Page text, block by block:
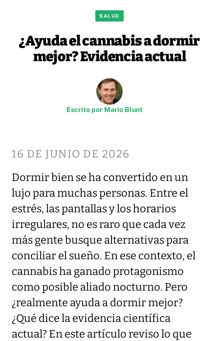
SALUD
¿Ayuda el cannabis a dormir
mejor? Evidencia actual
Escrito por Mario Blunt
16 DE JUNIO DE 2026
Dormir bien se ha convertido en un
lujo para muchas personas. Entre el
estrés, las pantallas y los horarios
irregulares, no es raro que cada vez
más gente busque alternativas para
conciliar el sueño. En ese contexto, el
cannabis ha ganado protagonismo
como posible aliado nocturno. Pero
¿realmente ayuda a dormir mejor?
¿Qué dice la evidencia científica
actual? En este artículo reviso lo que